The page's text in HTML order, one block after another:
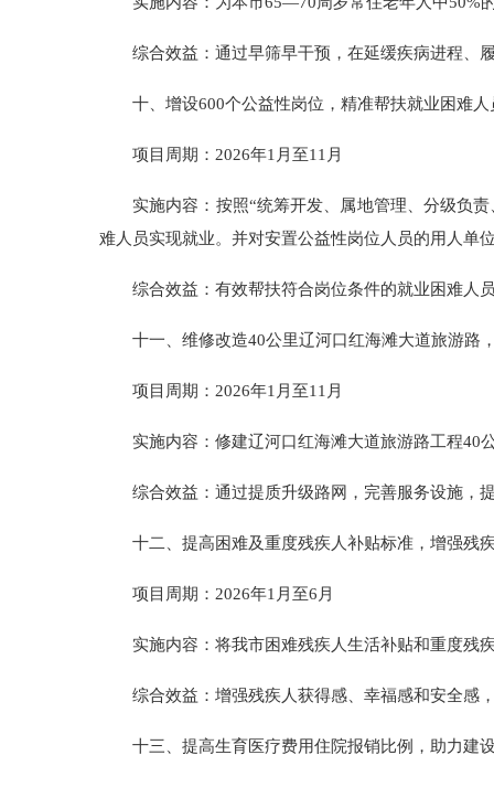
综合效益：通过早筛早干预，在延缓疾病进程、
十、增设600个公益性岗位，精准帮扶就业困难
项目周期：2026年1月至11月
实施内容：按照“统筹开发、属地管理、分级负
难人员实现就业。并对安置公益性岗位人员的用人单
综合效益：有效帮扶符合岗位条件的就业困难人
十一、维修改造40公里辽河口红海滩大道旅游路
项目周期：2026年1月至11月
实施内容：修建辽河口红海滩大道旅游路工程40
综合效益：通过提质升级路网，完善服务设施，
十二、提高困难及重度残疾人补贴标准，增强残
项目周期：2026年1月至6月
实施内容：将我市困难残疾人生活补贴和重度残
综合效益：增强残疾人获得感、幸福感和安全感
十三、提高生育医疗费用住院报销比例，助力建